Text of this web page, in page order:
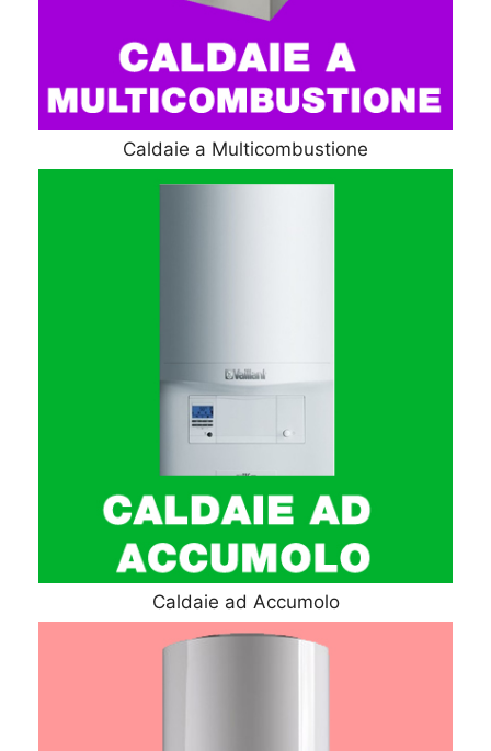
Caldaie a Multicombustione
Caldaie ad Accumolo